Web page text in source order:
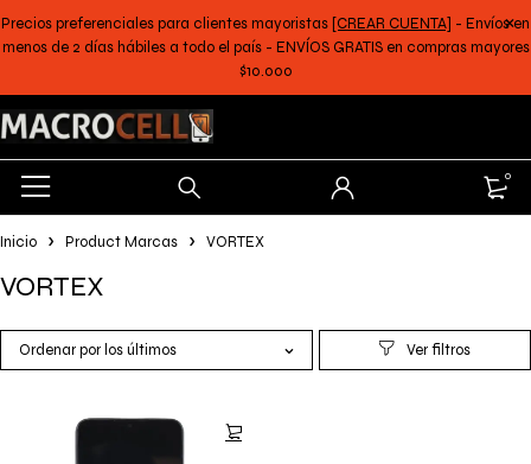
Precios preferenciales para clientes mayoristas [CREAR CUENTA] - Envíos en
menos de 2 días hábiles a todo el país - ENVÍOS GRATIS en compras mayores
$10.000
0
Inicio Product Marcas VORTEX
VORTEX
Ordenar por los últimos